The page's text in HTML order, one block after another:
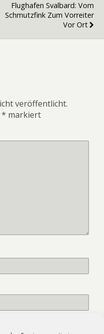
Flughafen Svalbard: Vom
Schmutzfink Zum Vorreiter
Vor Ort
veröffentlicht.
* markiert